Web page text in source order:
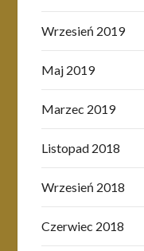
Wrzesień 2019
Maj 2019
Marzec 2019
Listopad 2018
Wrzesień 2018
Czerwiec 2018